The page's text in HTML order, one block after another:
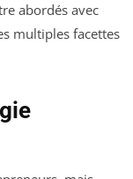
abordés avec
multiples facettes